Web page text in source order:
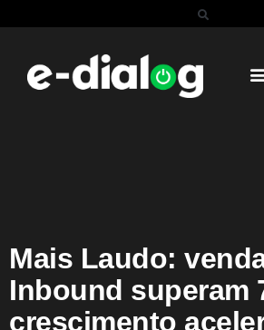
Mais Laudo:
Inbound superam
crescimento